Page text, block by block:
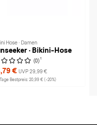
Hose · Damen
· Bikini-Hose
(0) 1
€ UVP 29,99 €
Bestpreis: 20,99 € (-20%)